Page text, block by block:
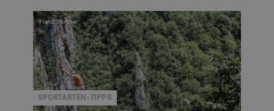
SPORTARTEN-TIPPS
Franz Güntner